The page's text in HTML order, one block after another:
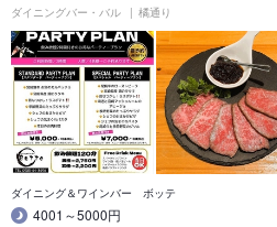
ダイニングバー・バル 橘通り
ダイニング＆ワインバー ボッテ
4001～5000円